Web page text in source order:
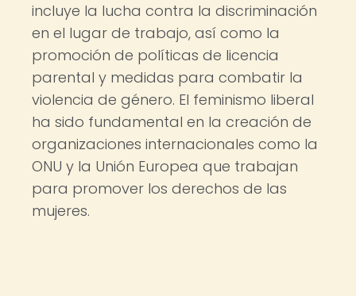
incluye la lucha contra la discriminación
en el lugar de trabajo, así como la
promoción de políticas de licencia
parental y medidas para combatir la
violencia de género. El feminismo liberal
ha sido fundamental en la creación de
organizaciones internacionales como la
ONU y la Unión Europea que trabajan
para promover los derechos de las
mujeres.